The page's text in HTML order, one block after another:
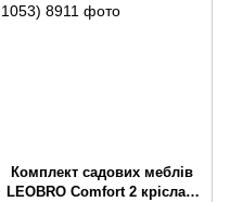
Комплект садових меблів
LEOBRO Comfort 2 крісла +